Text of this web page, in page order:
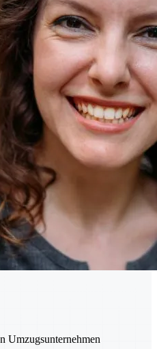
Umzugsunternehmen